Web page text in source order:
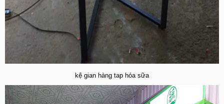
kệ gian hàng tap hóa sữa